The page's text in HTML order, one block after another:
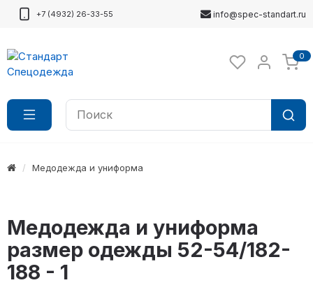
+7 (4932) 26-33-55 info@spec-standart.ru
0
Медодежда и униформа
Медодежда и униформа
размер одежды 52-54/182-
188 - 1